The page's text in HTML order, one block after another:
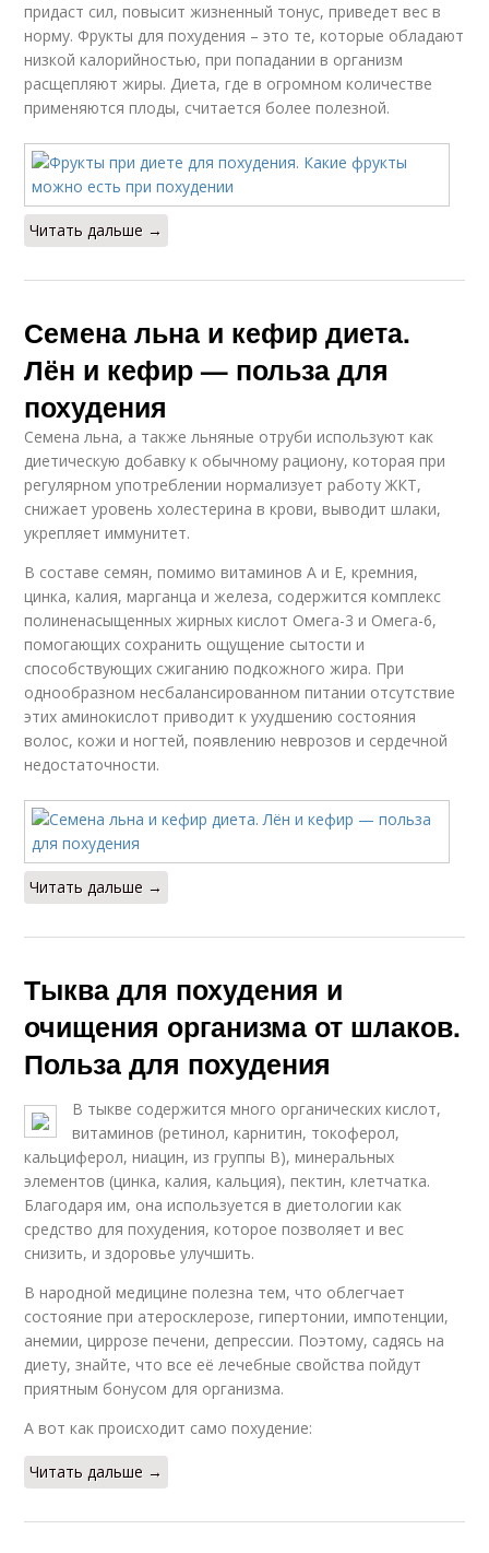
придаст сил, повысит жизненный тонус, приведет вес в
норму. Фрукты для похудения – это те, которые обладают
низкой калорийностью, при попадании в организм
расщепляют жиры. Диета, где в огромном количестве
применяются плоды, считается более полезной.
Читать дальше →
Семена льна и кефир диета.
Лён и кефир — польза для
похудения
Семена льна, а также льняные отруби используют как
диетическую добавку к обычному рациону, которая при
регулярном употреблении нормализует работу ЖКТ,
снижает уровень холестерина в крови, выводит шлаки,
укрепляет иммунитет.
В составе семян, помимо витаминов А и Е, кремния,
цинка, калия, марганца и железа, содержится комплекс
полиненасыщенных жирных кислот Омега-3 и Омега-6,
помогающих сохранить ощущение сытости и
способствующих сжиганию подкожного жира. При
однообразном несбалансированном питании отсутствие
этих аминокислот приводит к ухудшению состояния
волос, кожи и ногтей, появлению неврозов и сердечной
недостаточности.
Читать дальше →
Тыква для похудения и
очищения организма от шлаков.
Польза для похудения
В тыкве содержится много органических кислот,
витаминов (ретинол, карнитин, токоферол,
кальциферол, ниацин, из группы В), минеральных
элементов (цинка, калия, кальция), пектин, клетчатка.
Благодаря им, она используется в диетологии как
средство для похудения, которое позволяет и вес
снизить, и здоровье улучшить.
В народной медицине полезна тем, что облегчает
состояние при атеросклерозе, гипертонии, импотенции,
анемии, циррозе печени, депрессии. Поэтому, садясь на
диету, знайте, что все её лечебные свойства пойдут
приятным бонусом для организма.
А вот как происходит само похудение:
Читать дальше →